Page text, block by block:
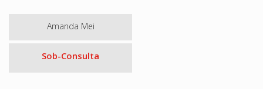
Amanda Mei
Sob-Consulta